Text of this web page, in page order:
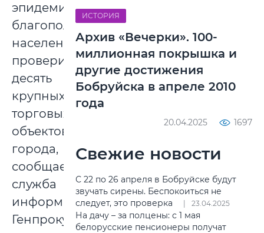
эпидемиологическом
благополучии
населения
проверила
десять
крупных
торговых
объектов
города,
сообщает
служба
информации
Генпрокуратуры.
ИСТОРИЯ
Архив «Вечерки». 100-
миллионная покрышка и
другие достижения
Бобруйска в апреле 2010
года
20.04.2025 1697
Свежие новости
С 22 по 26 апреля в Бобруйске будут
звучать сирены. Беспокоиться не
следует, это проверка
23.04.2025
На дачу – за полцены: с 1 мая
белорусские пенсионеры получат